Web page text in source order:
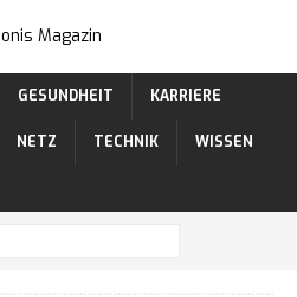
GESUNDHEIT KARRIERE
NETZ TECHNIK WISSEN